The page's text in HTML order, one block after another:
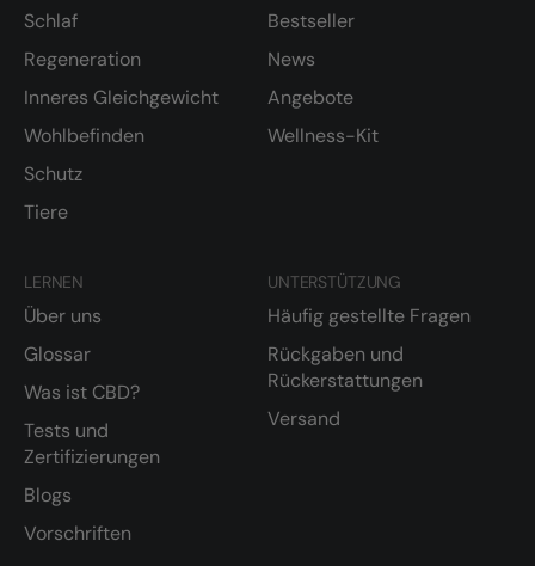
Schlaf
Regeneration
Inneres Gleichgewicht
Wohlbefinden
Schutz
Tiere
Bestseller
News
Angebote
Wellness-Kit
LERNEN
Über uns
Glossar
Was ist CBD?
Tests und
Zertifizierungen
Blogs
Vorschriften
UNTERSTÜTZUNG
Häufig gestellte Fragen
Rückgaben und
Rückerstattungen
Versand